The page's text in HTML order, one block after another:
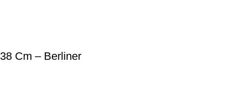
Cm – Berliner